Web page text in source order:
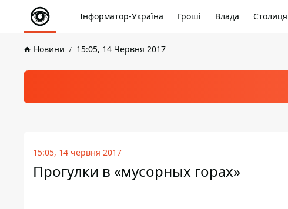
Інформатор-Україна Гроші Влада Столиця
Новини 15:05, 14 Червня 2017
15:05, 14 червня 2017
Прогулки в «мусорных горах»